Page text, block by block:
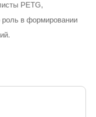
PETG,
роль в формировании